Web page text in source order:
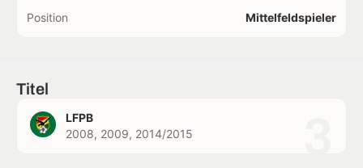
Position Mittelfeldspieler
Titel
LFPB
2008, 2009, 2014/2015